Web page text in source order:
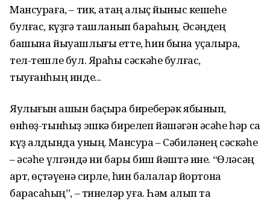
Мансураға, – тик, атаң алыҫ йыныс кешеһе
булғас, күҙгә ташланып бараһың. Әсәңдең
башына йыуашлығы етте, һин бына уҫалыраҡ,
тел-тешле бул. Яраһы сәскәһе булғас,
тыуғанһың инде...
Яулығын ҡашын баҫыра биреберәк ябынып,
өнһөҙ-тынһыҙ эшкә бирелеп йәшәгән әсәһе һәр саҡ
күҙ алдында уның. Мансура – Сәбиләнең сәскәһе
– әсәһе үлгәндә ни бары биш йәштә ине. “Өләсәң
ҡарт, өҫтәүенә сирле, һин балалар йортона
барасаҡһың”, – тинеләр уға. Һәм алып та